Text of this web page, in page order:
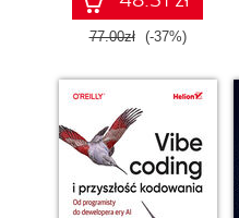
77.00zł (-37%)